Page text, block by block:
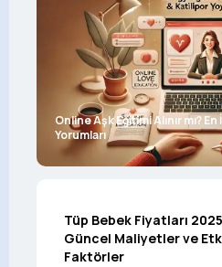
Online Aşk Eğitimi Alınır mı? En
Yorumları
Tüp Bebek Fiyatları
Güncel Maliyetler ve
Faktörler